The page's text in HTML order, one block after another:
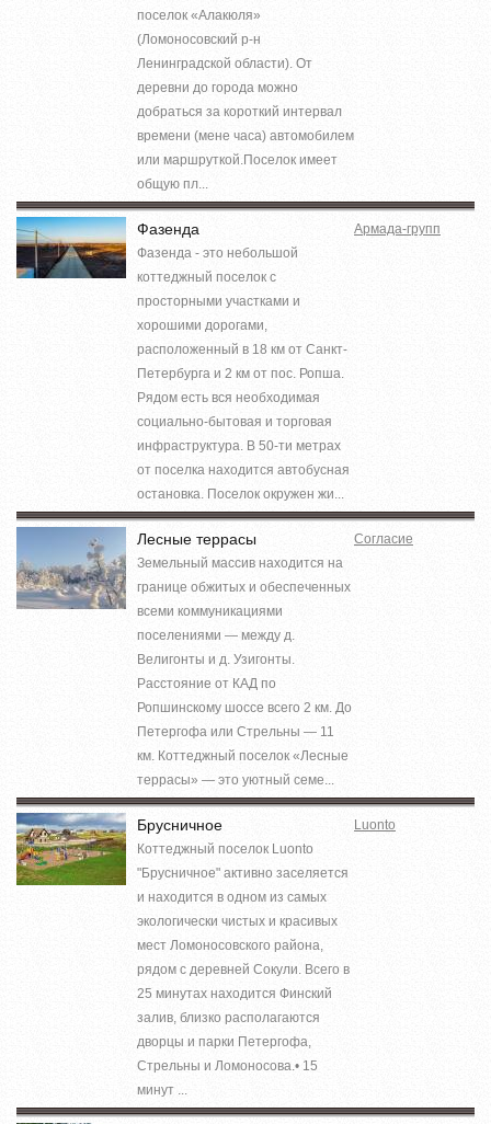
поселок «Алакюля»
(Ломоносовский р-н
Ленинградской области). От
деревни до города можно
добраться за короткий интервал
времени (мене часа) автомобилем
или маршруткой.Поселок имеет
общую пл...
Фазенда
Фазенда - это небольшой
коттеджный поселок с
просторными участками и
хорошими дорогами,
расположенный в 18 км от Санкт-
Петербурга и 2 км от пос. Ропша.
Рядом есть вся необходимая
социально-бытовая и торговая
инфраструктура. В 50-ти метрах
от поселка находится автобусная
остановка. Поселок окружен жи...
Армада-групп
Лесные террасы
Земельный массив находится на
границе обжитых и обеспеченных
всеми коммуникациями
поселениями — между д.
Велигонты и д. Узигонты.
Расстояние от КАД по
Ропшинскому шоссе всего 2 км. До
Петергофа или Стрельны — 11
км. Коттеджный поселок «Лесные
террасы» — это уютный семе...
Согласие
Брусничное
Коттеджный поселок Luonto
"Брусничное" активно заселяется
и находится в одном из самых
экологически чистых и красивых
мест Ломоносовского района,
рядом с деревней Сокули. Всего в
25 минутах находится Финский
залив, близко располагаются
дворцы и парки Петергофа,
Стрельны и Ломоносова.• 15
минут ...
Luonto